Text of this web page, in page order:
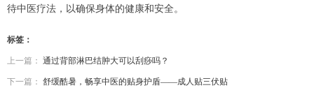
待中医疗法，以确保身体的健康和安全。
标签：
上一篇： 通过背部淋巴结肿大可以刮痧吗？
下一篇： 舒缓酷暑，畅享中医的贴身护盾——成人贴三伏贴